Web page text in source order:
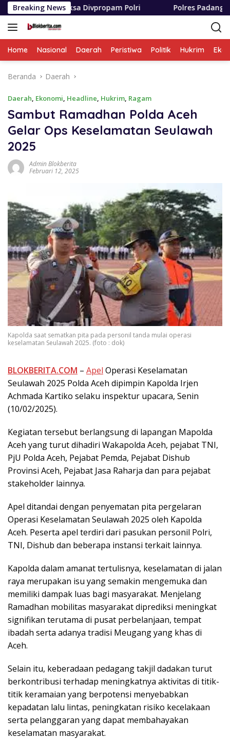
Langsung
ke
konten
Breaking News
Divpropam Polri Polres Padang Lawas Utara
Home Nasional Daerah Peristiwa Politik Hukrim
Beranda Daerah
Daerah, Ekonomi, Headline, Hukrim, Ragam
Sambut Ramadhan Polda Aceh
Gelar Ops Keselamatan Seulawah
2025
Admin Blokberita
Februari 12, 2025
Kapolda saat sematkan pita pada personil tanda mulai operasi
keselamatan Seulawah 2025. (foto : dok)
BLOKBERITA.COM – Apel Operasi Keselamatan
Seulawah 2025 Polda Aceh dipimpin Kapolda Irjen
Achmada Kartiko selaku inspektur upacara, Senin
(10/02/2025).
Kegiatan tersebut berlangsung di lapangan Mapolda
Aceh yang turut dihadiri Wakapolda Aceh, pejabat TNI,
PjU Polda Aceh, Pejabat Pemda, Pejabat Dishub
Provinsi Aceh, Pejabat Jasa Raharja dan para pejabat
stakeholder lainnya.
Apel ditandai dengan penyematan pita pergelaran
Operasi Keselamatan Seulawah 2025 oleh Kapolda
Aceh. Peserta apel terdiri dari pasukan personil Polri,
TNI, Dishub dan beberapa instansi terkait lainnya.
Kapolda dalam amanat tertulisnya, keselamatan di jalan
raya merupakan isu yang semakin mengemuka dan
memiliki dampak luas bagi masyarakat. Menjelang
Ramadhan mobilitas masyarakat diprediksi meningkat
signifikan terutama di pusat perbelanjaan, tempat
ibadah serta adanya tradisi Meugang yang khas di
Aceh.
Selain itu, keberadaan pedagang takjil dadakan turut
berkontribusi terhadap meningkatnya aktivitas di titik-
titik keramaian yang berpotensi menyebabkan
kepadatan lalu lintas, peningkatan risiko kecelakaan
serta pelanggaran yang dapat membahayakan
keselamatan masyarakat.